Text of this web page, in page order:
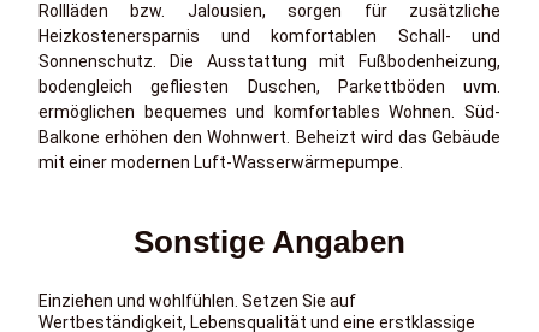
Rollläden bzw. Jalousien, sorgen für zusätzliche
Heizkostenersparnis und komfortablen Schall- und
Sonnenschutz. Die Ausstattung mit Fußbodenheizung,
bodengleich gefliesten Duschen, Parkettböden uvm.
ermöglichen bequemes und komfortables Wohnen. Süd-
Balkone erhöhen den Wohnwert. Beheizt wird das Gebäude
mit einer modernen Luft-Wasserwärmepumpe.
Sonstige Angaben
Einziehen und wohlfühlen. Setzen Sie auf
Wertbeständigkeit, Lebensqualität und eine erstklassige